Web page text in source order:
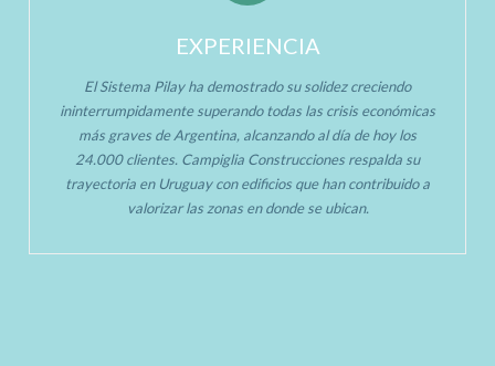
EXPERIENCIA
El Sistema Pilay ha demostrado su solidez creciendo
ininterrumpidamente superando todas las crisis económicas
más graves de Argentina, alcanzando al día de hoy los
24.000 clientes. Campiglia Construcciones respalda su
trayectoria en Uruguay con edificios que han contribuido a
valorizar las zonas en donde se ubican.